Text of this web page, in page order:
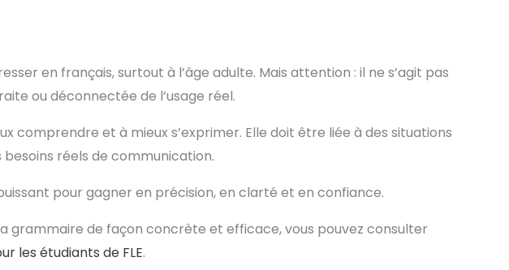
en français, surtout à l’âge adulte. Mais attention : il ne s’agit pas
ou déconnectée de l’usage réel.
comprendre et à mieux s’exprimer. Elle doit être liée à des situations
réels de communication.
pour gagner en précision, en clarté et en confiance.
grammaire de façon concrète et efficace, vous pouvez consulter
les étudiants de FLE.